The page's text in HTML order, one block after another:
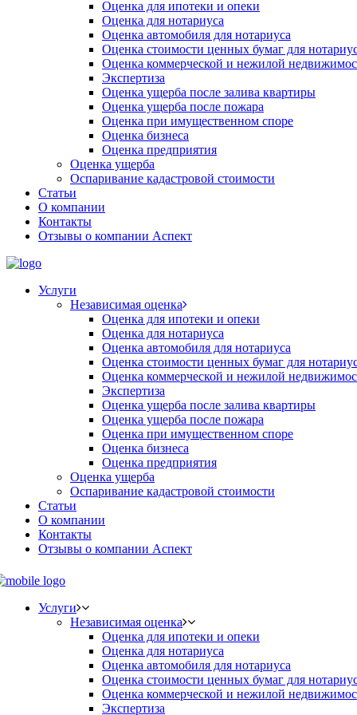
Оценка для ипотеки и опеки
Оценка для нотариуса
Оценка автомобиля для нотариуса
Оценка стоимости ценных бумаг для
Оценка коммерческой и нежилой
Экспертиза
Оценка ущерба после залива квартиры
Оценка ущерба после пожара
Оценка при имущественном споре
Оценка бизнеса
Оценка предприятия
Оценка ущерба
Оспаривание кадастровой стоимости
Статьи
О компании
Контакты
Отзывы о компании Аспект
Услуги
Независимая оценка
Оценка для ипотеки и опеки
Оценка для нотариуса
Оценка автомобиля для нотариуса
Оценка стоимости ценных бумаг для
Оценка коммерческой и нежилой
Экспертиза
Оценка ущерба после залива квартиры
Оценка ущерба после пожара
Оценка при имущественном споре
Оценка бизнеса
Оценка предприятия
Оценка ущерба
Оспаривание кадастровой стоимости
Статьи
О компании
Контакты
Отзывы о компании Аспект
Услуги
Независимая оценка
Оценка для ипотеки и опеки
Оценка для нотариуса
Оценка автомобиля для нотариуса
Оценка стоимости ценных бумаг для
Оценка коммерческой и нежилой
Экспертиза